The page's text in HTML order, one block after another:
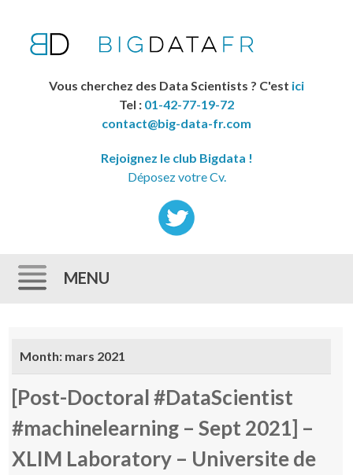
Vous cherchez des Data Scientists ? C'est ici
Tel : 01-42-77-19-72
contact@big-data-fr.com
Rejoignez le club Bigdata !
Déposez votre Cv.
MENU
Month: mars 2021
[Post-Doctoral #DataScientist
#machinelearning – Sept 2021] –
XLIM Laboratory – Universite de